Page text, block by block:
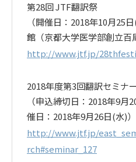
第28回 JTF翻訳祭
（開催日：2018年10月25
館（京都大学医学部創立百
http://www.jtf.jp/
2018年度第3回翻訳セミナー
（申込締切日：2018年9
催日：2018年9月26日(水)）
http://www.jtf.jp/
rch#seminar_127